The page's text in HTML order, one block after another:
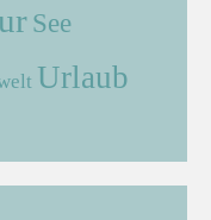
See
Urlaub